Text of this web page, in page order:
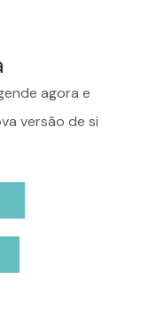
agora e
versão de si